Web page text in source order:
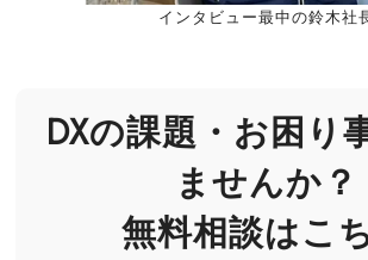
インタビュー最中の鈴木社
DXの課題・お困り
ませんか？
無料相談はこ